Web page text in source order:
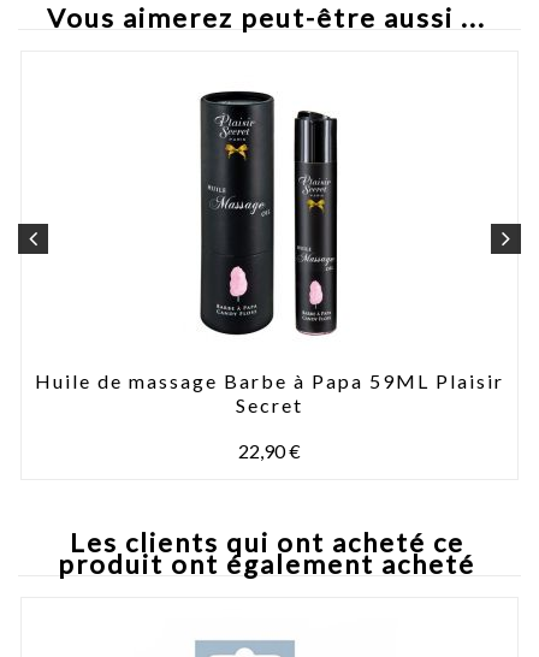
Vous aimerez peut-être aussi ...
Huile de massage Barbe à Papa 59ML Plaisir
Secret
22,90 €
Les clients qui ont acheté ce
produit ont également acheté